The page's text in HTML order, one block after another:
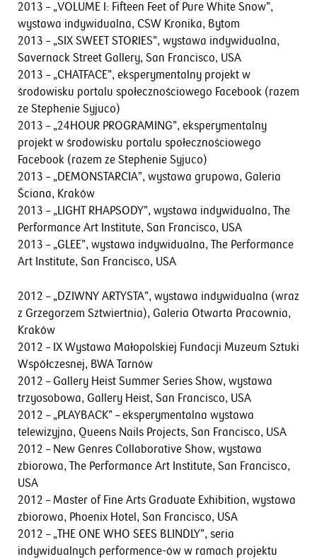
2013 – „VOLUME I: Fifteen Feet of Pure White Snow”,
wystawa indywidualna, CSW Kronika, Bytom
2013 – „SIX SWEET STORIES”, wystawa indywidualna,
Savernack Street Gallery, San Francisco, USA
2013 – „CHATFACE”, eksperymentalny projekt w
środowisku portalu społecznościowego Facebook (razem
ze Stephenie Syjuco)
2013 – „24HOUR PROGRAMING”, eksperymentalny
projekt w środowisku portalu społecznościowego
Facebook (razem ze Stephenie Syjuco)
2013 – „DEMONSTARCIA”, wystawa grupowa, Galeria
Ściana, Kraków
2013 – „LIGHT RHAPSODY”, wystawa indywidualna, The
Performance Art Institute, San Francisco, USA
2013 – „GLEE”, wystawa indywidualna, The Performance
Art Institute, San Francisco, USA
2012 – „DZIWNY ARTYSTA”, wystawa indywidualna (wraz
z Grzegorzem Sztwiertnia), Galeria Otwarta Pracownia,
Kraków
2012 – IX Wystawa Małopolskiej Fundacji Muzeum Sztuki
Współczesnej, BWA Tarnów
2012 – Gallery Heist Summer Series Show, wystawa
trzyosobowa, Gallery Heist, San Francisco, USA
2012 – „PLAYBACK” – eksperymentalna wystawa
telewizyjna, Queens Nails Projects, San Francisco, USA
2012 – New Genres Collaborative Show, wystawa
zbiorowa, The Performance Art Institute, San Francisco,
USA
2012 – Master of Fine Arts Graduate Exhibition, wystawa
zbiorowa, Phoenix Hotel, San Francisco, USA
2012 – „THE ONE WHO SEES BLINDLY”, seria
indywidualnych performence-ów w ramach projektu